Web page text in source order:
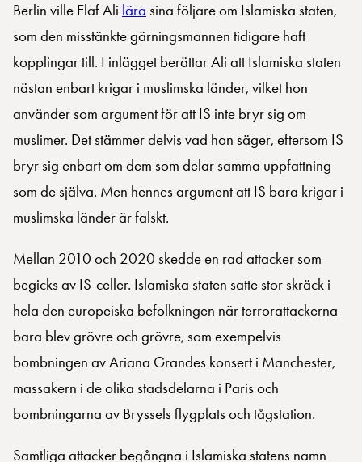
Berlin ville Elaf Ali lära sina följare om Islamiska staten,
som den misstänkte gärningsmannen tidigare haft
kopplingar till. I inlägget berättar Ali att Islamiska staten
nästan enbart krigar i muslimska länder, vilket hon
använder som argument för att IS inte bryr sig om
muslimer. Det stämmer delvis vad hon säger, eftersom IS
bryr sig enbart om dem som delar samma uppfattning
som de själva. Men hennes argument att IS bara krigar i
muslimska länder är falskt.
Mellan 2010 och 2020 skedde en rad attacker som
begicks av IS-celler. Islamiska staten satte stor skräck i
hela den europeiska befolkningen när terrorattackerna
bara blev grövre och grövre, som exempelvis
bombningen av Ariana Grandes konsert i Manchester,
massakern i de olika stadsdelarna i Paris och
bombningarna av Bryssels flygplats och tågstation.
Samtliga attacker begångna i Islamiska statens namn